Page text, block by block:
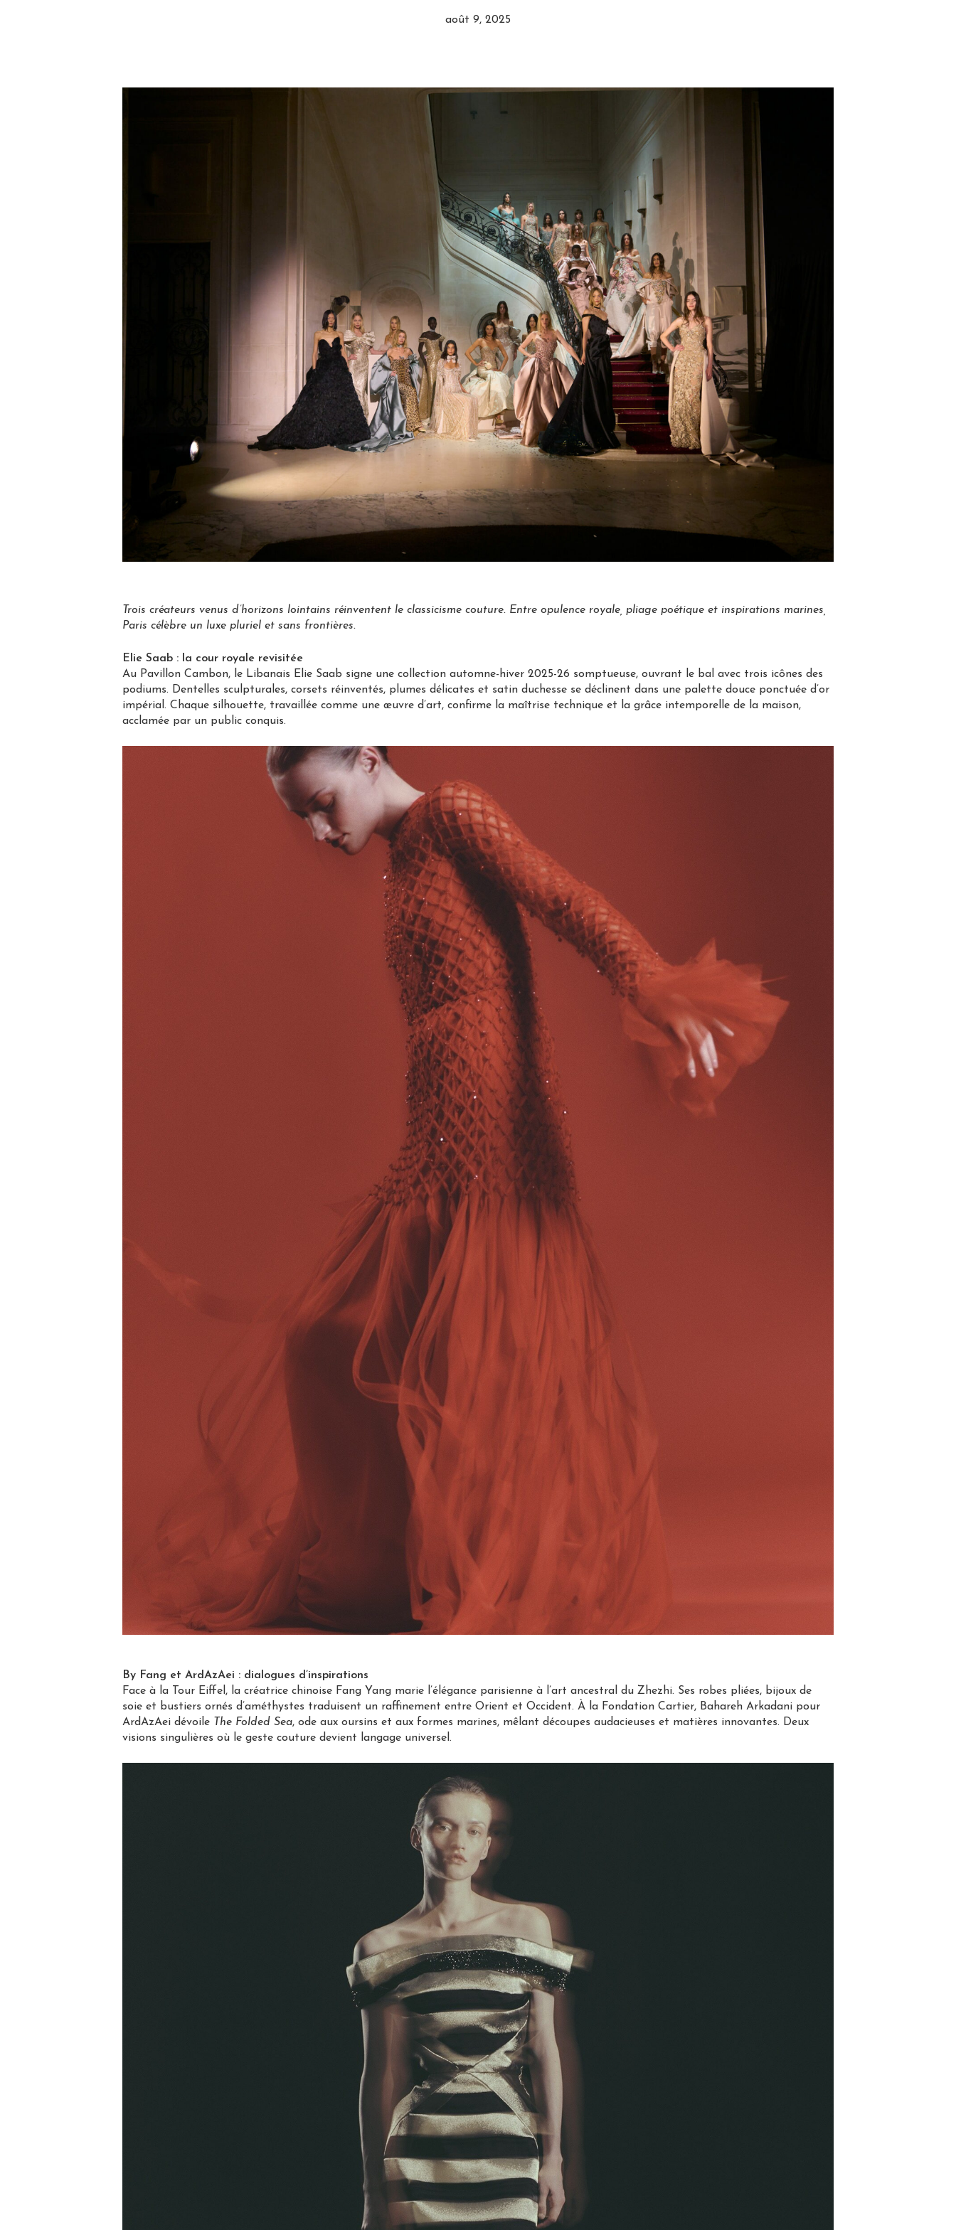
août 9, 2025
Trois créateurs venus d’horizons lointains réinventent le classicisme couture. Entre opulence royale, pliage poétique et inspirations marines,
Paris célèbre un luxe pluriel et sans frontières.
Elie Saab : la cour royale revisitée
Au Pavillon Cambon, le Libanais Elie Saab signe une collection automne-hiver 2025-26 somptueuse, ouvrant le bal avec trois icônes des
podiums. Dentelles sculpturales, corsets réinventés, plumes délicates et satin duchesse se déclinent dans une palette douce ponctuée d’or
impérial. Chaque silhouette, travaillée comme une œuvre d’art, confirme la maîtrise technique et la grâce intemporelle de la maison,
acclamée par un public conquis.
By Fang et ArdAzAei : dialogues d’inspirations
Face à la Tour Eiffel, la créatrice chinoise Fang Yang marie l’élégance parisienne à l’art ancestral du Zhezhi. Ses robes pliées, bijoux de
soie et bustiers ornés d’améthystes traduisent un raffinement entre Orient et Occident. À la Fondation Cartier, Bahareh Arkadani pour
ArdAzAei dévoile The Folded Sea, ode aux oursins et aux formes marines, mêlant découpes audacieuses et matières innovantes. Deux
visions singulières où le geste couture devient langage universel.